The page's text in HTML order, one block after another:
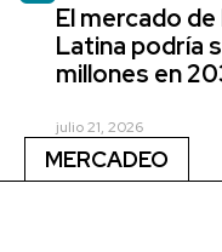
El mercado
Latina podría
millones en
julio 21, 2026
MERCADEO